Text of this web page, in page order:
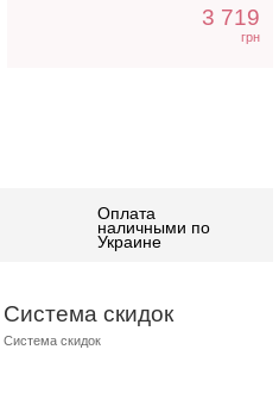
3 719
грн
Оплата
наличными по
Украине
Система скидок
Система скидок